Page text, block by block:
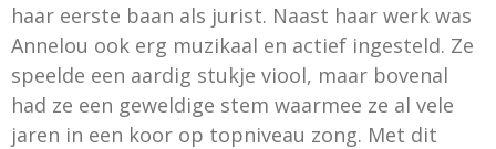
haar eerste baan als jurist. Naast haar werk was
Annelou ook erg muzikaal en actief ingesteld. Ze
speelde een aardig stukje viool, maar bovenal
had ze een geweldige stem waarmee ze al vele
jaren in een koor op topniveau zong. Met dit